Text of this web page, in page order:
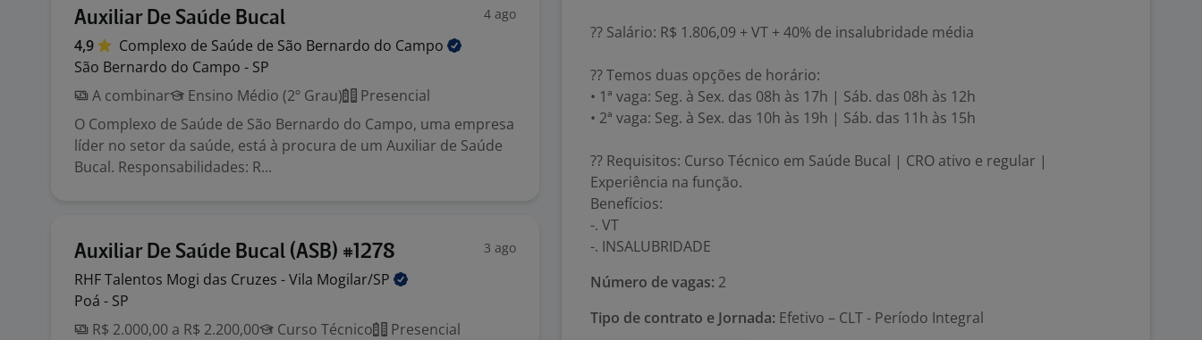
Auxiliar De Saúde Bucal 4 ago
4,9 Complexo de Saúde de São Bernardo do Campo
São Bernardo do Campo - SP
A combinar
Ensino Médio (2º Grau)
Presencial
O Complexo de Saúde de São Bernardo do Campo, uma empresa
líder no setor da saúde, está à procura de um Auxiliar de Saúde
Bucal. Responsabilidades: R...
Auxiliar De Saúde Bucal (ASB) #1278 3 ago
RHF Talentos Mogi das Cruzes - Vila Mogilar/SP
Poá - SP
R$ 2.000,00 a R$ 2.200,00
Curso Técnico
Presencial
?? Salário: R$ 1.806,09 + VT + 40% de insalubridade média
?? Temos duas opções de horário:
• 1ª vaga: Seg. à Sex. das 08h às 17h | Sáb. das 08h às 12h
• 2ª vaga: Seg. à Sex. das 10h às 19h | Sáb. das 11h às 15h
?? Requisitos: Curso Técnico em Saúde Bucal | CRO ativo e regular |
Experiência na função.
Benefícios:
-. VT
-. INSALUBRIDADE
Número de vagas: 2
Tipo de contrato e Jornada: Efetivo – CLT - Período Integral